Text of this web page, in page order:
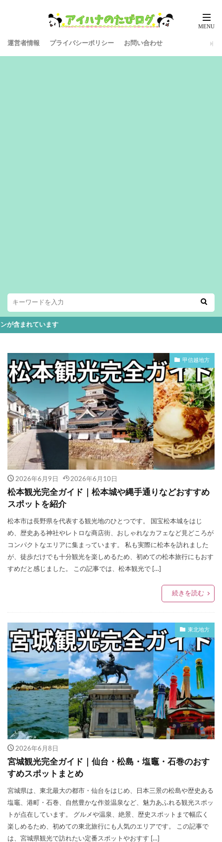
運営者情報 プライバシーポリシー お問い合わせ
ます
甲信越地方
2026年6月9日 2026年6月10日
松本観光完全ガイド｜松本城や縄手通りなどおすすめ
スポットを紹介
松本市は長野県を代表する観光地のひとつです。 国宝松本城をはじ
め、歴史ある神社やレトロな商店街、おしゃれなカフェなど見どころが
コンパクトなエリアに集まっています。 私も実際に松本を訪れました
が、徒歩だけでも十分観光を楽しめるため、初めての松本旅行にもおす
すめだと感じました。 この記事では、松本観光で […]
続きを読む
東北地方
2026年6月8日
宮城観光完全ガイド｜仙台・松島・塩竈・石巻のおす
すめスポットまとめ
宮城県は、東北最大の都市・仙台をはじめ、日本三景の松島や歴史ある
塩竈、港町・石巻、自然豊かな作並温泉など、魅力あふれる観光スポッ
トが点在しています。 グルメや温泉、絶景、歴史スポットまで幅広く
楽しめるため、初めての東北旅行にも人気のエリアです。 この記事で
は、宮城県観光で訪れたい定番スポットやおすす […]